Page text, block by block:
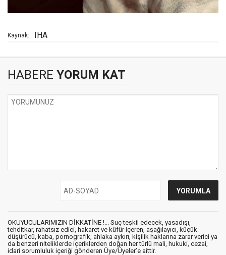
Kaynak: IHA
HABERE YORUM KAT
OKUYUCULARIMIZIN DİKKATİNE !... Suç teşkil edecek, yasadışı,
tehditkar, rahatsız edici, hakaret ve küfür içeren, aşağılayıcı, küçük
düşürücü, kaba, pornografik, ahlaka aykırı, kişilik haklarına zarar verici ya
da benzeri niteliklerde içeriklerden doğan her türlü mali, hukuki, cezai,
idari sorumluluk içeriği gönderen Üye/Üyeler’e aittir.